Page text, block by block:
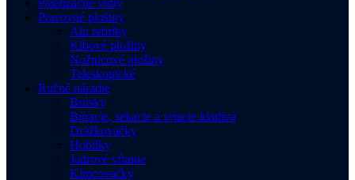
Paletizačné vidly
Pracovné plošiny
Alu rebríky
Kĺbové plošiny
Nožnicové plošiny
Teleskopické
Ručné náradie
Brúsky
Búracie, sekacie a vŕtacie kladivá
Drážkovačky
Hoblíky
Jadrové vŕtanie
Klincovačky